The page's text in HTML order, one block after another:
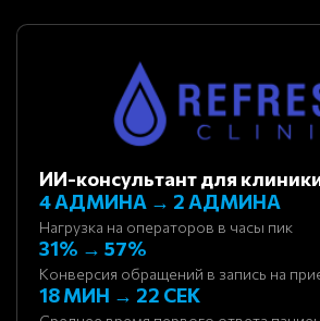
ИИ-консультант для
4 АДМИНА → 2 АДМИНА
Нагрузка на операторов в часы пик
31% → 57%
Конверсия обращений в запись на
18 МИН → 22 СЕК